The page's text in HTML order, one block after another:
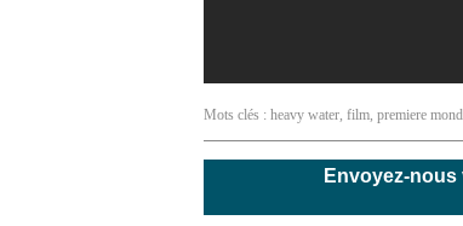
Mots clés : heavy water, film, premiere
Envoyez-